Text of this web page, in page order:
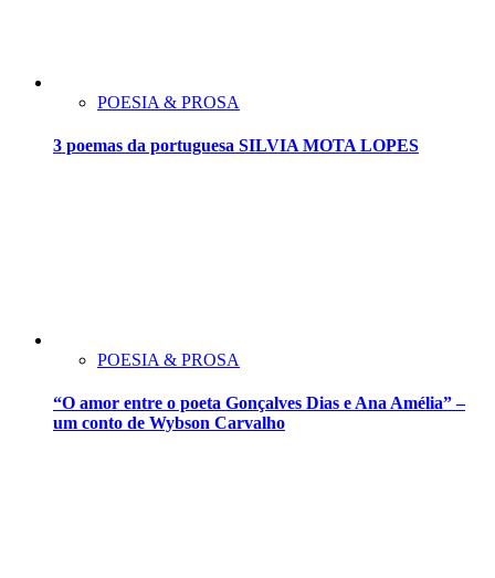
POESIA & PROSA
3 poemas da portuguesa SILVIA MOTA LOPES
POESIA & PROSA
“O amor entre o poeta Gonçalves Dias e Ana Amélia” –
um conto de Wybson Carvalho